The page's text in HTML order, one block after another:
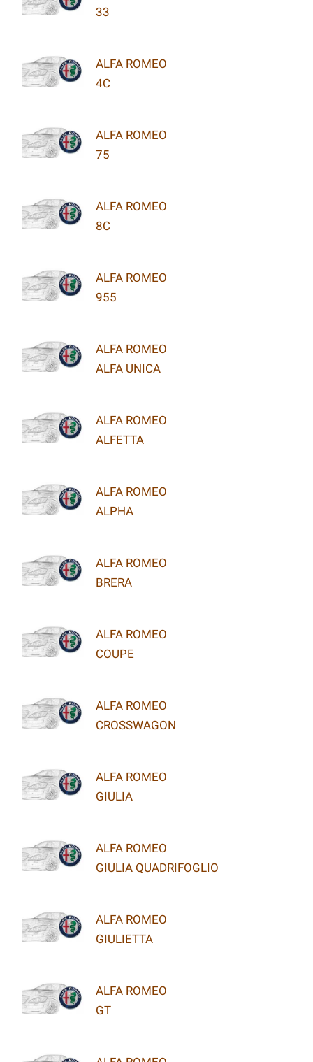
33
ALFA ROMEO
4C
ALFA ROMEO
75
ALFA ROMEO
8C
ALFA ROMEO
955
ALFA ROMEO
ALFA UNICA
ALFA ROMEO
ALFETTA
ALFA ROMEO
ALPHA
ALFA ROMEO
BRERA
ALFA ROMEO
COUPE
ALFA ROMEO
CROSSWAGON
ALFA ROMEO
GIULIA
ALFA ROMEO
GIULIA QUADRIFOGLIO
ALFA ROMEO
GIULIETTA
ALFA ROMEO
GT